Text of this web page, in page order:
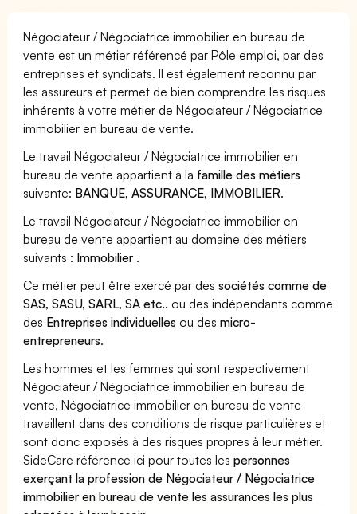
Négociateur / Négociatrice immobilier en bureau de
vente est un métier référencé par Pôle emploi, par des
entreprises et syndicats. Il est également reconnu par
les assureurs et permet de bien comprendre les risques
inhérents à votre métier de Négociateur / Négociatrice
immobilier en bureau de vente.
Le travail Négociateur / Négociatrice immobilier en
bureau de vente appartient à la famille des métiers
suivante: BANQUE, ASSURANCE, IMMOBILIER.
Le travail Négociateur / Négociatrice immobilier en
bureau de vente appartient au domaine des métiers
suivants : Immobilier .
Ce métier peut être exercé par dessociétés comme de
SAS, SASU, SARL, SA etc.. ou des indépendants comme
des Entreprises individuelles ou desmicro-
entrepreneurs.
Les hommes et les femmes qui sont respectivement
Négociateur / Négociatrice immobilier en bureau de
vente, Négociatrice immobilier en bureau de vente
travaillent dans des conditions de risque particulières et
sont donc exposés à des risques propres à leur métier.
SideCare référence ici pour toutes lespersonnes
exerçant la profession de Négociateur / Négociatrice
immobilier en bureau de vente les assurances les plus